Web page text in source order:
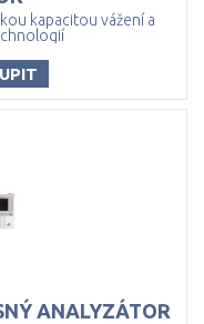
kapacitou vážení a
ANALYZÁTOR